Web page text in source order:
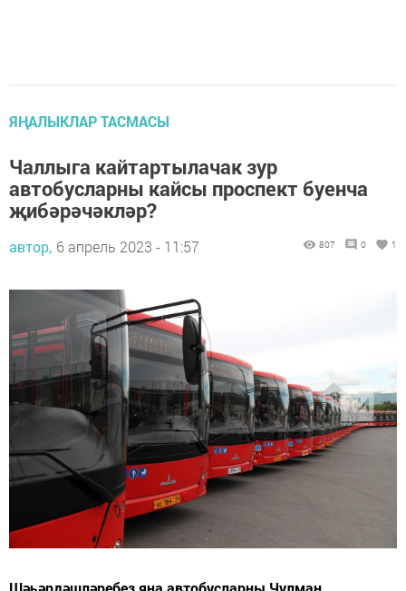
ЯҢАЛЫКЛАР ТАСМАСЫ
Чаллыга кайтартылачак зур
автобусларны кайсы проспект буенча
җибәрәчәкләр?
автор, 6 апрель 2023 - 11:57 807 0 1